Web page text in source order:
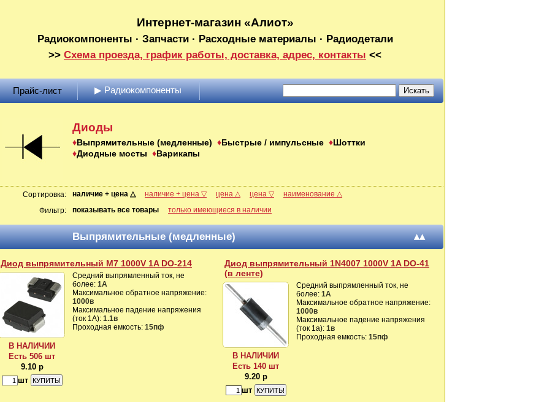
Интернет-магазин «Алиот»
Радиокомпоненты · Запчасти · Расходные материалы · Радиодетали
>> Схема проезда, график работы, доставка, адрес, контакты <<
Прайс-лист ▶ Радиокомпоненты
Диоды
Выпрямительные (медленные) Быстрые / импульсные
Шоттки
Диодные мосты
Варикапы
Сортировка: наличие + цена △ наличие + цена ▽ цена △ цена ▽
наименование △
Фильтр:
показывать все товары только имеющиеся в наличии
Выпрямительные (медленные) ▴▴
Диод выпрямительный M7 1000V 1A DO-214
В НАЛИЧИИ
Есть 506 шт
9.10 р
шт
Средний выпрямленный ток, не
более: 1А
Максимальное обратное напряжение:
1000в
Максимальное падение напряжения
(ток 1A): 1.1в
Проходная емкость: 15пф
Диод выпрямительный 1N4007 1000V 1A DO-41
(в ленте)
В НАЛИЧИИ
Есть 140 шт
9.20 р
шт
Средний выпрямленный ток, не
более: 1А
Максимальное обратное напряжение:
1000в
Максимальное падение напряжения
(ток 1а): 1в
Проходная емкость: 15пф